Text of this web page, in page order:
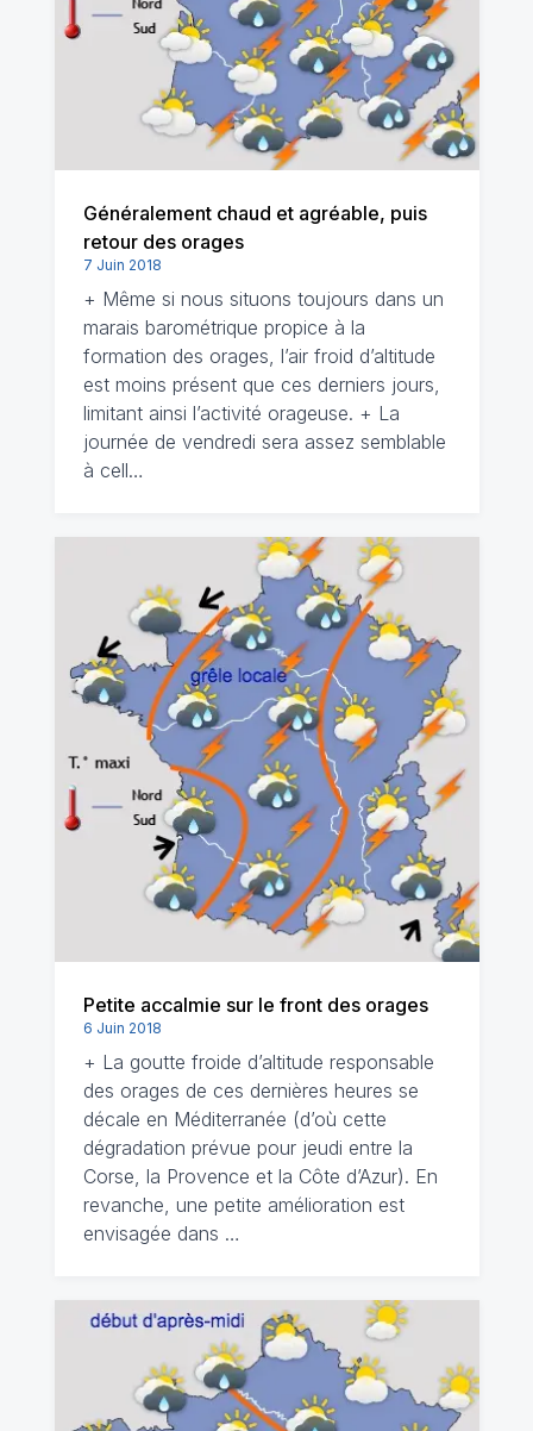
Généralement chaud et agréable, puis
retour des orages
7 Juin 2018
+ Même si nous situons toujours dans un
marais barométrique propice à la
formation des orages, l’air froid d’altitude
est moins présent que ces derniers jours,
limitant ainsi l’activité orageuse. + La
journée de vendredi sera assez semblable
à cell…
Petite accalmie sur le front des orages
6 Juin 2018
+ La goutte froide d’altitude responsable
des orages de ces dernières heures se
décale en Méditerranée (d’où cette
dégradation prévue pour jeudi entre la
Corse, la Provence et la Côte d’Azur). En
revanche, une petite amélioration est
envisagée dans …